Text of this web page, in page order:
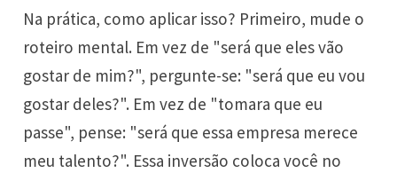
Na prática, como aplicar isso? Primeiro, mude o
roteiro mental. Em vez de "será que eles vão
gostar de mim?", pergunte-se: "será que eu vou
gostar deles?". Em vez de "tomara que eu
passe", pense: "será que essa empresa merece
meu talento?". Essa inversão coloca você no